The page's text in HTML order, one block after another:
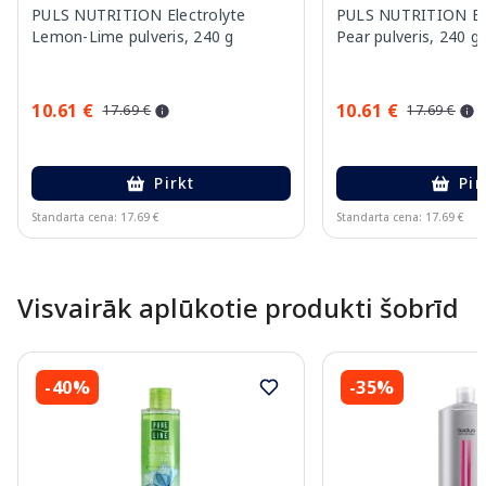
PULS NUTRITION Electrolyte
Lemon-Lime pulveris, 240 g
10.61 € 17.69 €
Pirkt
Standarta cena: 17.69 €
PULS NUTRITION
Pear pulveris, 240 g
10.61 € 17.69 €
Standarta cena: 17.69 €
Visvairāk aplūkotie produkti šobrīd
-40% -35%